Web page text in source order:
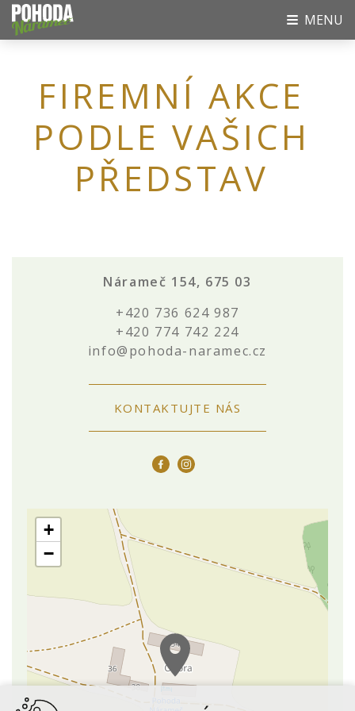
FIREMNÍ AKCE
PODLE VAŠICH
PŘEDSTAV
Nárameč 154, 675 03
+420 736 624 987
+420 774 742 224
info@pohoda-naramec.cz
KONTAKTUJTE NÁS
+
−
MENU